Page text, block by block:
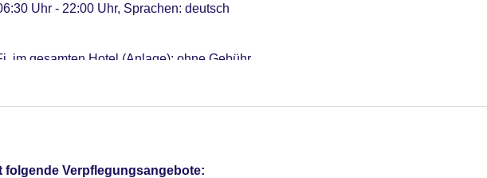
Uhr - 22:00 Uhr, Sprachen: deutsch
im gesamten Hotel (Anlage): ohne Gebühr
/ VISA, MasterCard, EC Karte/Maestro
nicht überdacht: ca. 20 EUR, im Parkhaus
folgende Verpflegungsangebote: